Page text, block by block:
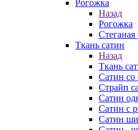
Рогожка
Назад
Рогожка
Стеганая
Ткань сатин
Назад
Ткань
Сатин со
Страйп
Сатин
Сатин с
Сатин